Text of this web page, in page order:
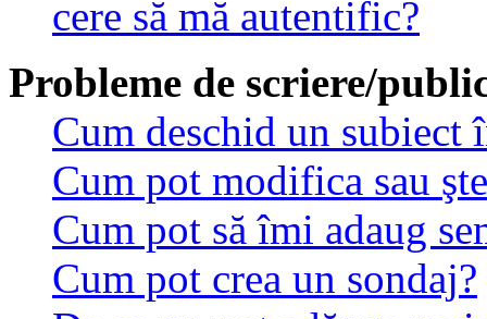
cere să mă autentific?
Probleme de scriere/
Cum deschid un subiect
Cum pot modifica sau
Cum pot să îmi adaug
Cum pot crea un sondaj?